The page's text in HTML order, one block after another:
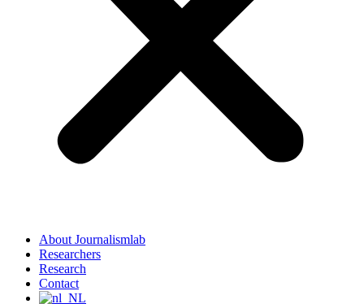
About Journalismlab
Researchers
Research
Contact